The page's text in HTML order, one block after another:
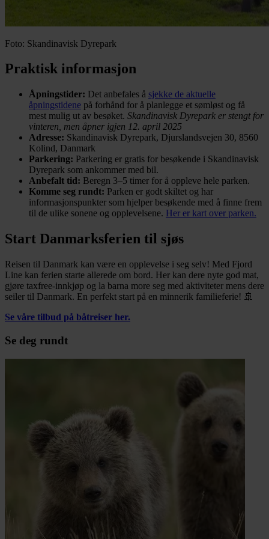
Foto: Skandinavisk Dyrepark
Praktisk informasjon
Åpningstider: Det anbefales å sjekke de aktuelle
åpningstidene på forhånd for å planlegge et sømløst og få
mest mulig ut av besøket. Skandinavisk Dyrepark er stengt for
vinteren, men åpner igjen 12. april 2025
Adresse: Skandinavisk Dyrepark, Djurslandsvejen 30, 8560
Kolind, Danmark
Parkering: Parkering er gratis for besøkende i Skandinavisk
Dyrepark som ankommer med bil.
Anbefalt tid: Beregn 3–5 timer for å oppleve hele parken.
Komme seg rundt: Parken er godt skiltet og har
informasjonspunkter som hjelper besøkende med å finne frem
til de ulike sonene og opplevelsene. Her er kart over parken.
Start Danmarksferien til sjøs
Reisen til Danmark kan være en opplevelse i seg selv! Med Fjord
Line kan ferien starte allerede om bord. Her kan dere nyte god mat,
gjøre taxfree-innkjøp og la barna more seg med aktiviteter mens dere
seiler til Danmark. En perfekt start på en minnerik familieferie! 🚢
Se våre tilbud på båtreiser her.
Se deg rundt